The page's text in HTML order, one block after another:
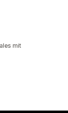
mit